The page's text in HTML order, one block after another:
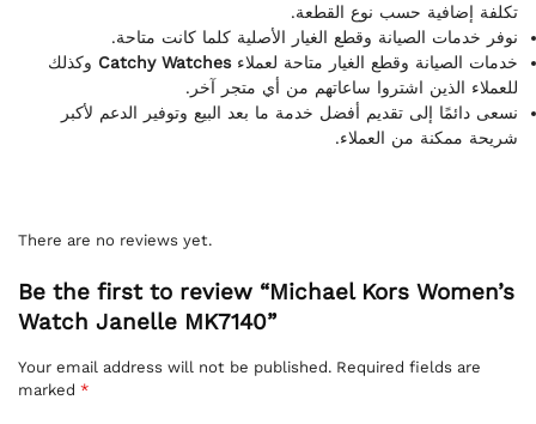
تكلفة إضافية حسب نوع القطعة.
نوفر خدمات الصيانة وقطع الغيار الأصلية كلما كانت متاحة.
خدمات الصيانة وقطع الغيار متاحة لعملاءCatchy Watches وكذلك
للعملاء الذين اشتروا ساعاتهم من أي متجر آخر.
نسعى دائمًا إلى تقديم أفضل خدمة ما بعد البيع وتوفير الدعم لأكبر
شريحة ممكنة من العملاء.
There are no reviews yet.
Be the first to review “Michael Kors Women’s
Watch Janelle MK7140”
Your email address will not be published. Required fields are
marked *